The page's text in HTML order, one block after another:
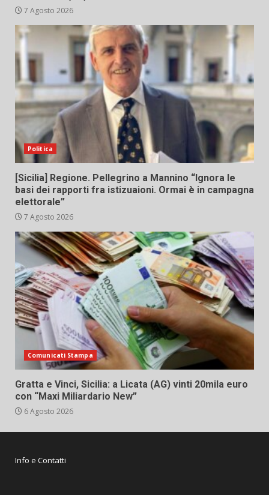
7 Agosto 2026
Politica
[Sicilia] Regione. Pellegrino a Mannino “Ignora le
basi dei rapporti fra istizuaioni. Ormai è in campagna
elettorale”
7 Agosto 2026
Comunicati Stampa
Gratta e Vinci, Sicilia: a Licata (AG) vinti 20mila euro
con “Maxi Miliardario New”
6 Agosto 2026
Info e Contatti